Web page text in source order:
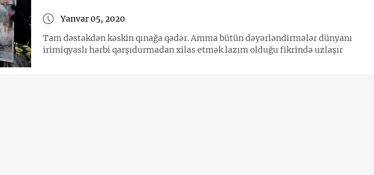
Yanvar 05, 2020
Tam dəstəkdən kəskin qınağa qədər. Amma bütün dəyərləndirmələr dünyanı
irimiqyaslı hərbi qarşıdurmadan xilas etmək lazım olduğu fikrində uzlaşır